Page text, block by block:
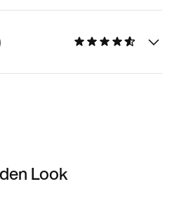
Look